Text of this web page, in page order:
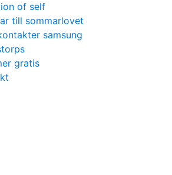
of self
till sommarlovet
samsung
gratis